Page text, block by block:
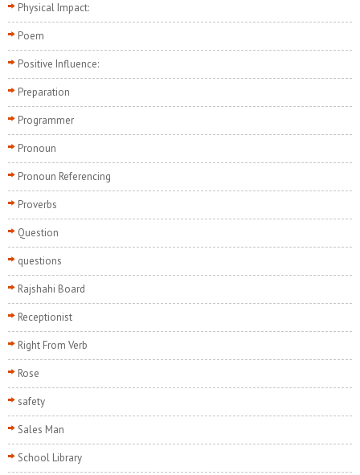
Physical Impact:
Poem
Positive Influence:
Preparation
Programmer
Pronoun
Pronoun Referencing
Proverbs
Question
questions
Rajshahi Board
Receptionist
Right From Verb
Rose
safety
Sales Man
School Library